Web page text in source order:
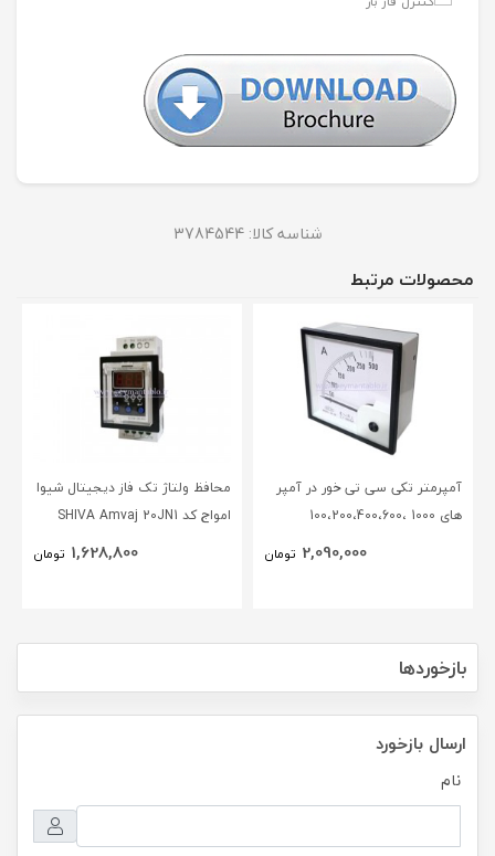
شناسه کالا: 3784544
محصولات مرتبط
آمپرمتر تکی سی تی خور در آمپر
های 1000 ،100،200،400،600
2,090,000 تومان
محافظ ولتاژ تک فاز دیجیتال شیوا
امواج کد SHIVA Amvaj 20JN1
1,628,800 تومان
بازخوردها
ارسال بازخورد
نام